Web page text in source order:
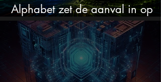
Alphabet zet de aanval in op
Nvidia met eigen AI-chips